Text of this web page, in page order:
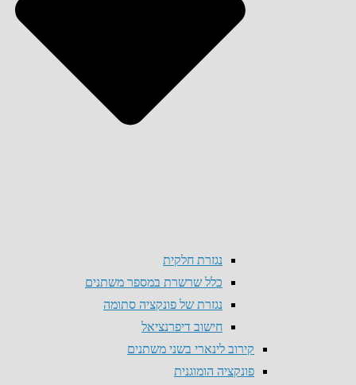
נגזרת חלקית
כלל שרשרת במספר משתנים
נגזרת של פונקציה סתומה
חישוב דיפרנציאל
קירוב לינארי בשני משתנים
פונקציה הומוגנית